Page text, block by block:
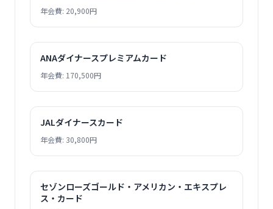
年会費: 20,900円
ANAダイナースプレミアムカード
年会費: 170,500円
JALダイナースカード
年会費: 30,800円
セゾンローズゴールド・アメリカン・エキスプレ
ス・カード